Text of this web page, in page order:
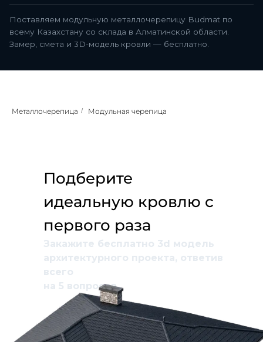
Поставляем модульную металлочерепицу Budmat по
всему Казахстану со склада в Алматинской области.
Замер, смета и 3D-модель кровли — бесплатно.
Металлочерепица / Модульная черепица
Подберите
идеальную кровлю с
первого раза
Закажите бесплатно 3d модель
архитектурного проекта, ответив
всего
на 5 вопросов